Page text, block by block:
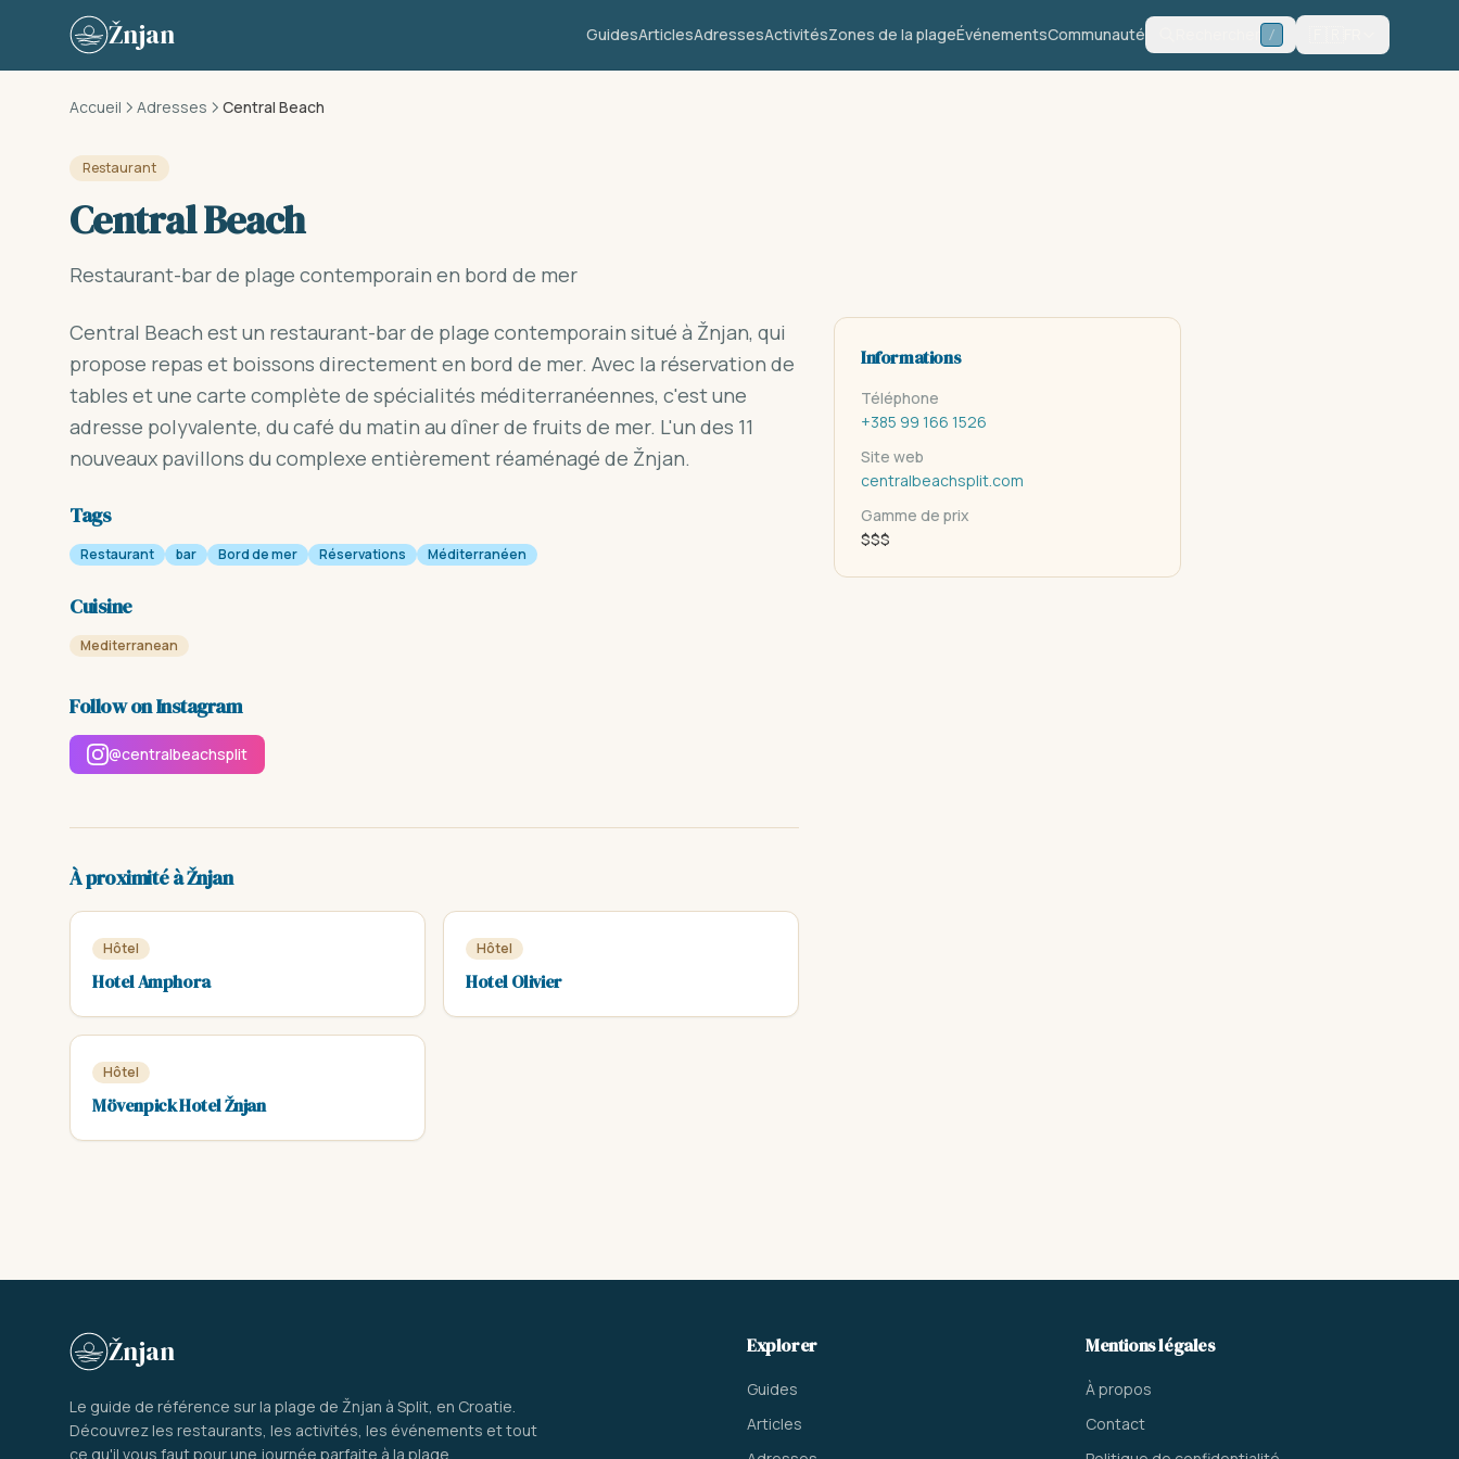
Skip to content
Žnjan GuidesArticlesAdressesActivitésZones de la plageÉvénementsCommunauté /
Accueil Adresses Central Beach
Restaurant
Central Beach
Restaurant-bar de plage contemporain en bord de mer
Central Beach est un restaurant-bar de plage contemporain situé à Žnjan, qui
propose repas et boissons directement en bord de mer. Avec la réservation de
tables et une carte complète de spécialités méditerranéennes, c'est une
adresse polyvalente, du café du matin au dîner de fruits de mer. L'un des 11
nouveaux pavillons du complexe entièrement réaménagé de Žnjan.
Tags
Restaurant bar Bord de mer Réservations Méditerranéen
Cuisine
Mediterranean
Follow on Instagram
@centralbeachsplit
À proximité à Žnjan
Hôtel
Hotel Amphora
Hôtel
Hotel Olivier
Hôtel
Mövenpick Hotel Žnjan
Informations
Téléphone
+385 99 166 1526
Site web
centralbeachsplit.com
Gamme de prix
$$$
Žnjan
Le guide de référence sur la plage de Žnjan à Split, en Croatie.
Découvrez les restaurants, les activités, les événements et tout
ce qu'il vous faut pour une journée parfaite à la plage.
Explorer
Guides
Articles
Mentions légales
À propos
Contact